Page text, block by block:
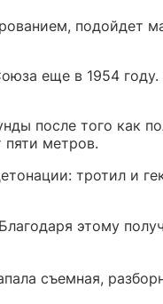
подойдет
еще в 1954
после того как
пяти метров.
тротил и
этому
съемная,